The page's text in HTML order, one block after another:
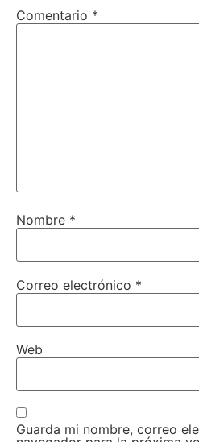
Comentario *
Nombre *
Correo electrónico *
Web
Guarda mi nombre, correo